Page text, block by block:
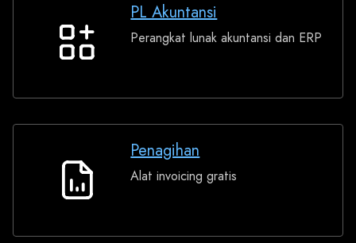
PL
PL Akuntansi
Perangkat lunak akuntansi dan ERP
Penagihan
Penagihan
Alat invoicing gratis